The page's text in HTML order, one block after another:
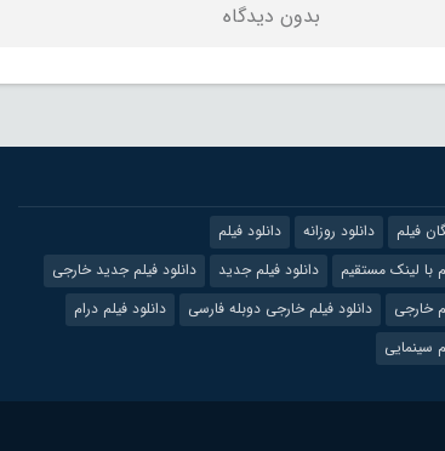
بدون دیدگاه
فیلم دانلود روزانه
دانلود فیلم
با لینک مستقیم
دانلود فیلم جدید
دانلود فیلم جدید خارجی
خارجی
دانلود فیلم خارجی دوبله فارسی
دانلود فیلم درام
سینمایی